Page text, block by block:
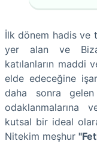
İlk dönem hadis ve
yer alan ve
katılanların maddi
elde edeceğine
daha sonra gelen
odaklanmalarına
kutsal bir ideal
Nitekim meşhur